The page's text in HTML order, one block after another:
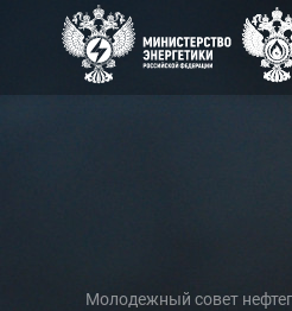
Молодежный совет